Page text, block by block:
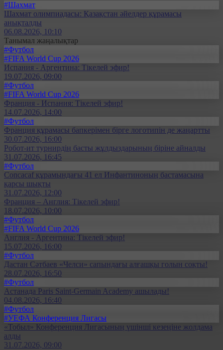
#Шахмат
Шахмат олимпиадасы: Қазақстан әйелдер құрамасы
анықталды
06.08.2026, 10:10
Танымал жаңалықтар
#Футбол
#FIFA World Cup 2026
Испания - Аргентина: Тікелей эфир!
19.07.2026, 09:00
#Футбол
#FIFA World Cup 2026
Франция - Испания: Тікелей эфир!
14.07.2026, 14:00
#Футбол
Франция құрамасы бапкерімен бірге логотипін де жаңартты
30.07.2026, 16:00
Робот-ит турнирдің басты жұлдыздарының біріне айналды
31.07.2026, 16:45
#Футбол
Concacaf құрамындағы 41 ел Инфантиноның бастамасына
қарсы шықты
31.07.2026, 12:00
Франция – Англия: Тікелей эфир!
18.07.2026, 10:00
#Футбол
#FIFA World Cup 2026
Англия - Аргентина: Тікелей эфир!
15.07.2026, 16:00
#Футбол
Дастан Сәтбаев «Челси» сапындағы алғашқы голын соқты!
28.07.2026, 16:50
#Футбол
Астанада Paris Saint-Germain Academy ашылады!
04.08.2026, 16:40
#Футбол
#УЕФА Конференция Лигасы
«Тобыл» Конференция Лигасының үшінші кезеңіне жолдама
алды
31.07.2026, 09:00